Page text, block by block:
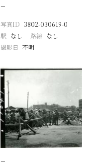
−
写真ID 3802-030619-0
駅 なし 路線 なし
撮影日 不明
−